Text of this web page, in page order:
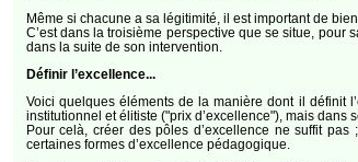
Même si chacune a sa légitimité, il est important de
C’est dans la troisième perspective que se situe, pour
dans la suite de son intervention.
Définir l’excellence...
Voici quelques éléments de la manière dont il définit
institutionnel et élitiste ("prix d’excellence"), mais dans
Pour celà, créer des pôles d’excellence ne suffit
certaines formes d’excellence pédagogique.